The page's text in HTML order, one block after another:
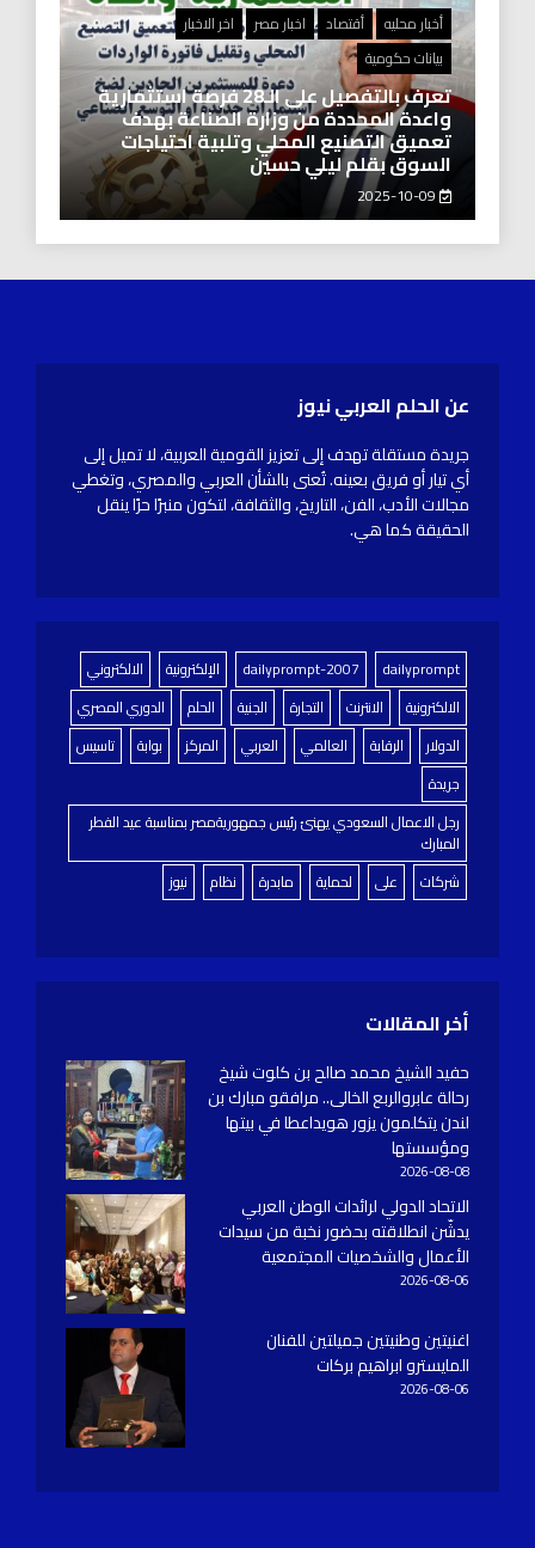
أخبار محليه أقتصاد اخبار مصر
اخر الاخبار
بيانات حكومية
تعرف بالتفصيل على الـ28 فرصة استثمارية
واعدة المحددة من وزارة الصناعة بهدف
تعميق التصنيع المحلي وتلبية احتياجات
السوق بقلم ليلي حسين
عن الحلم العربي نيوز
جريدة مستقلة تهدف إلى تعزيز القومية العربية، لا تميل إلى
أي تيار أو فريق بعينه. تُعنى بالشأن العربي والمصري، وتغطي
مجالات الأدب، الفن، التاريخ، والثقافة، لتكون منبرًا حرًا ينقل
الحقيقة كما هي.
dailyprompt
dailyprompt-2007 الإلكترونية
الالكتروني
الالكترونية
الانترنت التجارة الجنية الحلم
الدوري المصري
الدولار
الرقابة العالمي العربي المركز بوابة
تاسيس
جريدة
رجل الاعمال السعودي يهنئ رئيس جمهوريةمصر بمناسبة عيد الفطر
المبارك
شركات
على لحماية مابدرة نظام نيوز
أخر المقالات
حفيد الشيخ محمد صالح بن كلوت شيخ
رحالة عابروالربع الخالى.. مرافقو مبارك بن
لندن يتكلمون يزور هويداعطا في بيتها
ومؤسستها
2026-08-08
الاتحاد الدولي لرائدات الوطن العربي
يدشّن انطلاقته بحضور نخبة من سيدات
الأعمال والشخصيات المجتمعية
2026-08-06
اغنيتين وطنيتين جميلتين للفنان
المايسترو ابراهيم بركات
2026-08-06